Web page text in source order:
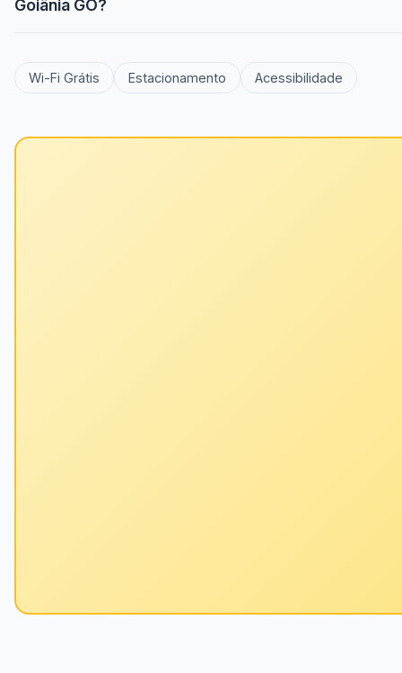
Goiânia GO?
Wi-Fi Grátis Estacionamento Acessibilidade